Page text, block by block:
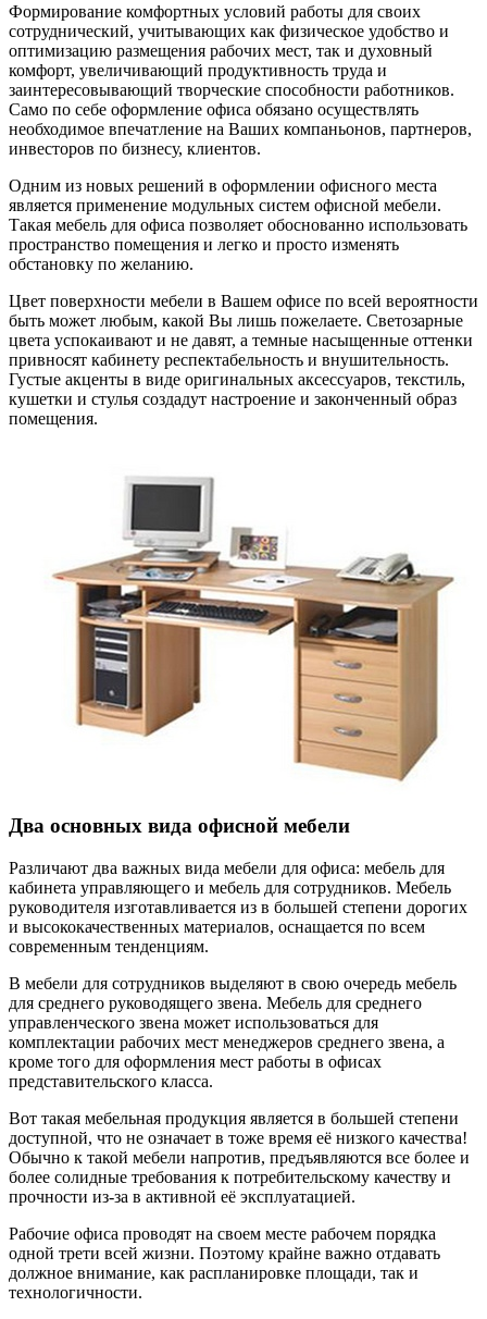
Формирование комфортных условий работы для своих
сотруднический, учитывающих как физическое удобство и
оптимизацию размещения рабочих мест, так и духовный
комфорт, увеличивающий продуктивность труда и
заинтересовывающий творческие способности работников.
Само по себе оформление офиса обязано осуществлять
необходимое впечатление на Ваших компаньонов, партнеров,
инвесторов по бизнесу, клиентов.
Одним из новых решений в оформлении офисного места
является применение модульных систем офисной мебели.
Такая мебель для офиса позволяет обоснованно использовать
пространство помещения и легко и просто изменять
обстановку по желанию.
Цвет поверхности мебели в Вашем офисе по всей вероятности
быть может любым, какой Вы лишь пожелаете. Светозарные
цвета успокаивают и не давят, а темные насыщенные оттенки
привносят кабинету респектабельность и внушительность.
Густые акценты в виде оригинальных аксессуаров, текстиль,
кушетки и стулья создадут настроение и законченный образ
помещения.
Два основных вида офисной мебели
Различают два важных вида мебели для офиса: мебель для
кабинета управляющего и мебель для сотрудников. Мебель
руководителя изготавливается из в большей степени дорогих
и высококачественных материалов, оснащается по всем
современным тенденциям.
В мебели для сотрудников выделяют в свою очередь мебель
для среднего руководящего звена. Мебель для среднего
управленческого звена может использоваться для
комплектации рабочих мест менеджеров среднего звена, а
кроме того для оформления мест работы в офисах
представительского класса.
Вот такая мебельная продукция является в большей степени
доступной, что не означает в тоже время её низкого качества!
Обычно к такой мебели напротив, предъявляются все более и
более солидные требования к потребительскому качеству и
прочности из-за в активной её эксплуатацией.
Рабочие офиса проводят на своем месте рабочем порядка
одной трети всей жизни. Поэтому крайне важно отдавать
должное внимание, как распланировке площади, так и
технологичности.